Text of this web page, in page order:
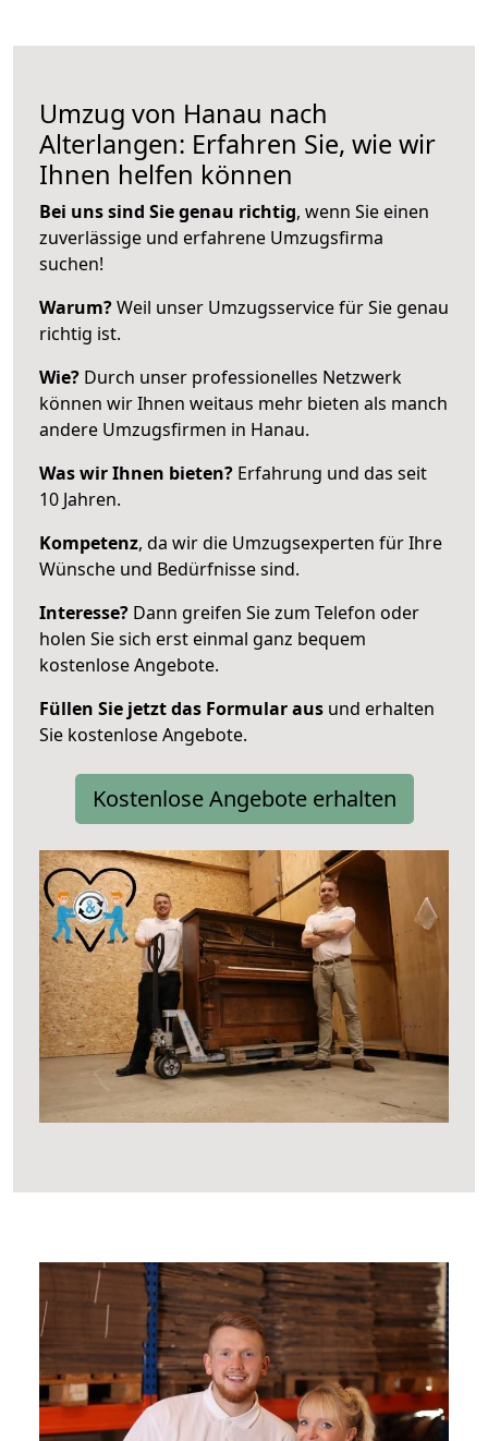
Umzug von Hanau nach
Alterlangen: Erfahren Sie, wie wir
Ihnen helfen können
Bei uns sind Sie genau richtig, wenn Sie einen
zuverlässige und erfahrene Umzugsfirma
suchen!
Warum?Weil unser Umzugsservice für Sie genau
richtig ist.
Wie? Durch unser professionelles Netzwerk
können wir Ihnen weitaus mehr bieten als manch
andere Umzugsfirmen in Hanau.
Was wir Ihnen bieten? Erfahrung und das seit
10 Jahren.
Kompetenz, da wir die Umzugsexperten für Ihre
Wünsche und Bedürfnisse sind.
Interesse? Dann greifen Sie zum Telefon oder
holen Sie sich erst einmal ganz bequem
kostenlose Angebote.
Füllen Sie jetzt das Formular aus und erhalten
Sie kostenlose Angebote.
Kostenlose Angebote erhalten